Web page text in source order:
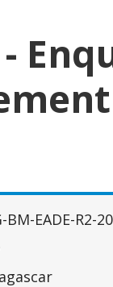
BM-EADE-R2-